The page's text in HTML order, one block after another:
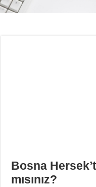
Bosna
mısınız?